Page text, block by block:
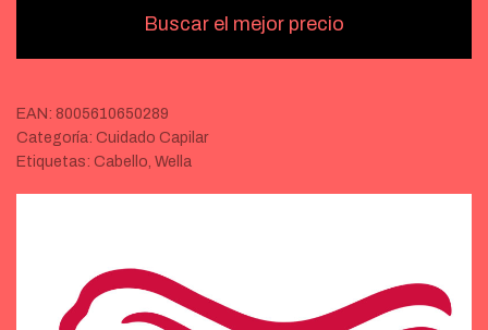
Buscar el mejor precio
EAN: 8005610650289
Categoría: Cuidado Capilar
Etiquetas: Cabello, Wella